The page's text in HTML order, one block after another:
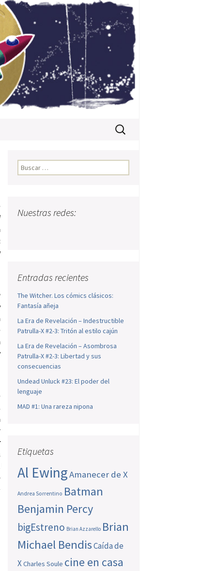
Buscar:
Buscar:
Nuestras redes:
Entradas recientes
The Witcher. Los cómics clásicos:
Fantasía añeja
La Era de Revelación – Indestructible
Patrulla-X #2-3: Tritón al estilo cajún
La Era de Revelación – Asombrosa
Patrulla-X #2-3: Libertad y sus
consecuencias
Undead Unluck #23: El poder del
lenguaje
MAD #1: Una rareza nipona
Etiquetas
Al EwingAmanecer de X
Andrea Sorrentino Batman
Benjamin Percy
bigEstreno Brian Azzarello Brian
Michael BendisCaída de
XCharles Soule cine en casa